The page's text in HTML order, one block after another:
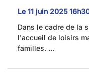
Le11 juin 2025
Dans le cadre de la
l'accueil de loisirs
familles. ...